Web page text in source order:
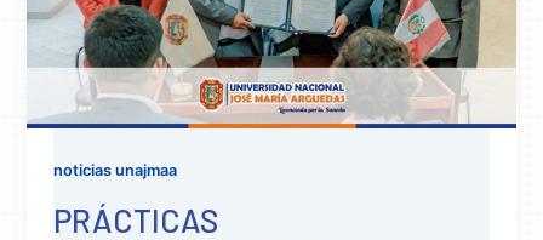
noticias unajmaa
PRÁCTICAS